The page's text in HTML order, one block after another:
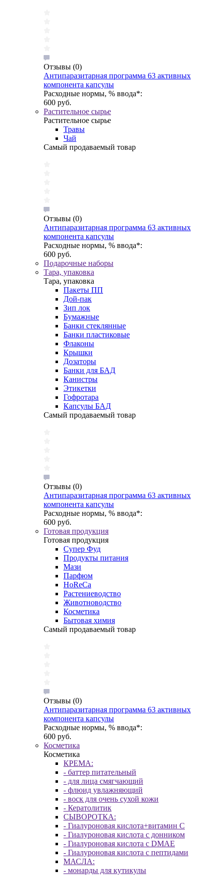
Отзывы (0)
Антипаразитарная программа 63 активных
компонента капсулы
Расходные нормы, % ввода*:
600 руб.
Растительное сырье
Растительное сырье
Травы
Чай
Самый продаваемый товар
Отзывы (0)
Антипаразитарная программа 63 активных
компонента капсулы
Расходные нормы, % ввода*:
600 руб.
Подарочные наборы
Тара, упаковка
Тара, упаковка
Пакеты ПП
Дой-пак
Зип лок
Бумажные
Банки стеклянные
Банки пластиковые
Флаконы
Крышки
Дозаторы
Банки для БАД
Канистры
Этикетки
Гофротара
Капсулы БАД
Самый продаваемый товар
Отзывы (0)
Антипаразитарная программа 63 активных
компонента капсулы
Расходные нормы, % ввода*:
600 руб.
Готовая продукция
Готовая продукция
Супер Фуд
Продукты питания
Мази
Парфюм
HoReCa
Растениеводство
Животноводство
Косметика
Бытовая химия
Самый продаваемый товар
Отзывы (0)
Антипаразитарная программа 63 активных
компонента капсулы
Расходные нормы, % ввода*:
600 руб.
Косметика
Косметика
КРЕМА:
- баттер питательный
- для лица смягчающий
- флюид увлажняющий
- воск для очень сухой кожи
- Кератолитик
СЫВОРОТКА:
- Гиалуроновая кислота+витамин С
- Гиалуроновая кислота с донником
- Гиалуроновая кислота с DMAE
- Гиалуроновая кислота с пептидами
МАСЛА:
- монарды для кутикулы